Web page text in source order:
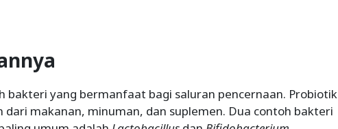
bakteri yang bermanfaat bagi saluran pencernaan. Probiotik
dari makanan, minuman, dan suplemen. Dua contoh bakteri